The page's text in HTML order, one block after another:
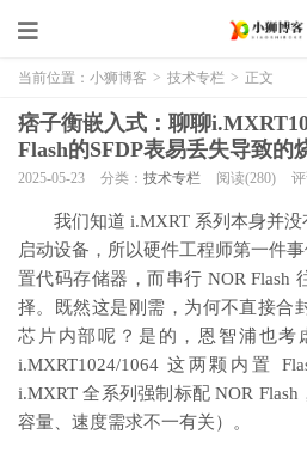
当前位置： 小狮博客 > 技术专栏 > 正文
痞子衡嵌入式：聊聊
Flash的SFDP表易丢失导致的
2025-05-23 分类： 技术专栏 阅读(280)
我们知道 i.MXRT 系列本身并没
启动设备，所以硬件工程师第一件
置代码存储器，而串行 NOR Flash
择。既然这是刚需，为何不直接合
芯片内部呢？是的，恩智浦也考
i.MXRT1024/1064 这两颗内置
i.MXRT 全系列强制标配 NOR
容量、速度需求不一有关）。